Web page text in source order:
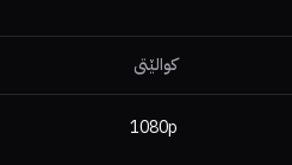
کوالێتی
1080p